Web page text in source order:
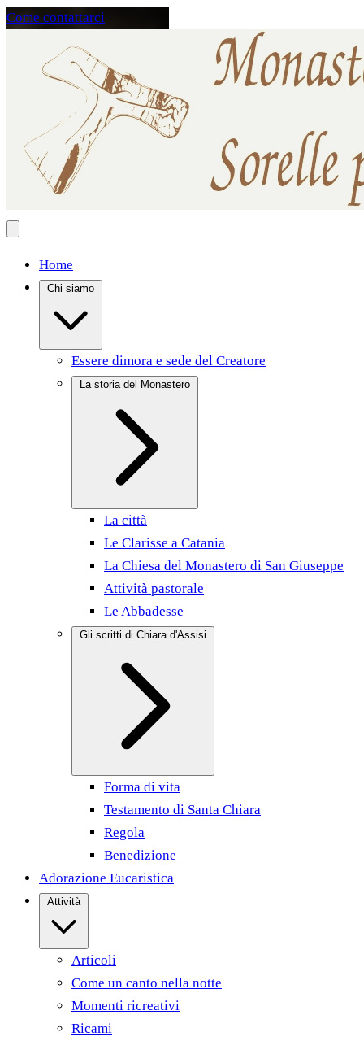
Come contattarci
Home
Essere dimora e sede del Creatore
La città
Le Clarisse a Catania
La Chiesa del Monastero di San Giuseppe
Attività pastorale
Le Abbadesse
Forma di vita
Testamento di Santa Chiara
Regola
Benedizione
Adorazione Eucaristica
Attività
Articoli
Come un canto nella notte
Momenti ricreativi
Ricami